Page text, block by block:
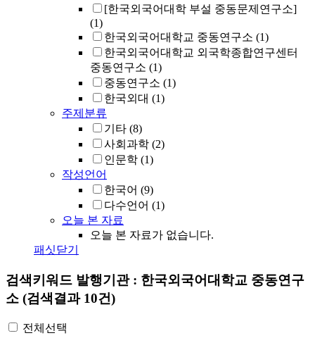
[한국외국어대학 부설 중동문제연구소]
(1)
한국외국어대학교 중동연구소 (1)
한국외국어대학교 외국학종합연구센터
중동연구소 (1)
중동연구소 (1)
한국외대 (1)
주제분류
기타 (8)
사회과학 (2)
인문학 (1)
작성언어
한국어 (9)
다수언어 (1)
오늘 본 자료
오늘 본 자료가 없습니다.
패싯닫기
검색키워드 발행기관 : 한국외국어대학교 중동연구
소 (검색결과 10건)
전체선택